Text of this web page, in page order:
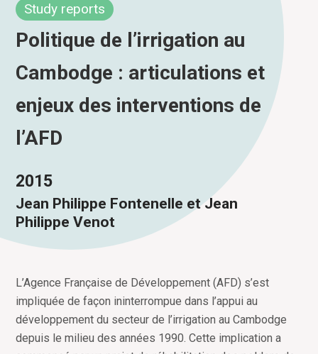
Study reports
Politique de l’irrigation au
Cambodge : articulations et
enjeux des interventions de
l’AFD
2015
Jean Philippe Fontenelle et Jean
Philippe Venot
L’Agence Française de Développement (AFD) s’est
impliquée de façon ininterrompue dans l’appui au
développement du secteur de l’irrigation au Cambodge
depuis le milieu des années 1990. Cette implication a